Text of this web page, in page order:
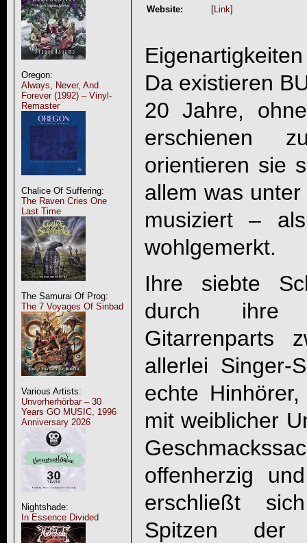
Oregon:
Always, Never, And
Forever (1992) – Vinyl-
Remaster
Chalice Of Suffering:
The Raven Cries One
Last Time
The Samurai Of Prog:
The 7 Voyages Of Sinbad
Various Artists:
Unvorherhörbar – 30
Years GO MUSIC, 1996
Anniversary 2026
Nightshade:
In Essence Divided
Website:
[Link]
Da existieren
20 Jahre,
erschienen
orientieren sie
allem was
musiziert –
wohlgemerkt.
Ihre siebte
durch ihre
Gitarrenparts
allerlei Singer-
echte
mit weiblicher
offenherzig
erschließt
Spitzen